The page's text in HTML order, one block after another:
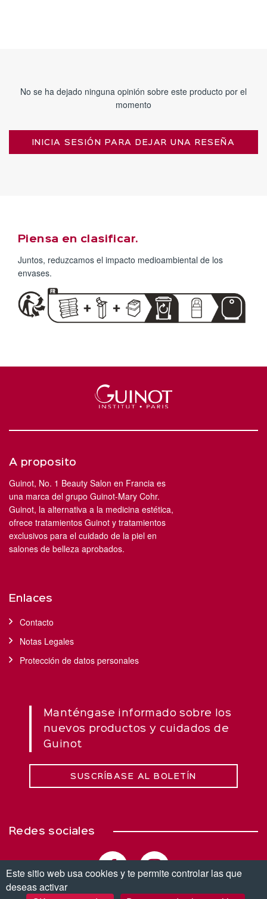
No se ha dejado ninguna opinión sobre este producto por el
momento
INICIA SESIÓN PARA DEJAR UNA RESEÑA
Piensa en clasificar.
Juntos, reduzcamos el impacto medioambiental de los
envases.
A proposito
Guinot, No. 1 Beauty Salon en Francia es
una marca del grupo Guinot-Mary Cohr.
Guinot, la alternativa a la medicina estética,
ofrece tratamientos Guinot y tratamientos
exclusivos para el cuidado de la piel en
salones de belleza aprobados.
Enlaces
Contacto
Notas Legales
Protección de datos personales
Manténgase informado sobre los
nuevos productos y cuidados de
Guinot
SUSCRÍBASE AL BOLETÍN
Redes sociales
Este sitio web usa cookies y te permite controlar las que
deseas activar